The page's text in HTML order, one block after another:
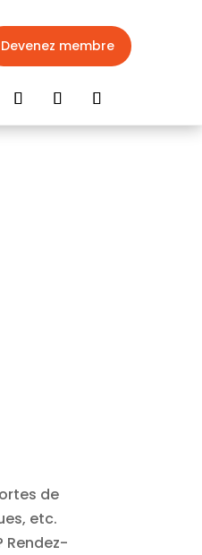
Devenez membre
de
etc.
Rendez-